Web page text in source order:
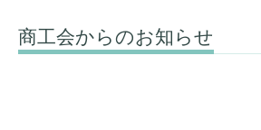
商工会からのお知らせ